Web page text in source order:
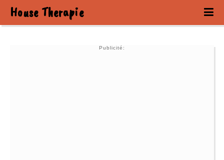
House Therapie
Publicité: